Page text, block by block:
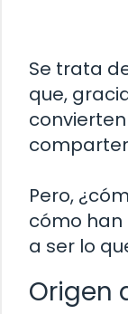
Se trata
que,
Pero,
cómo
a ser lo
Origen